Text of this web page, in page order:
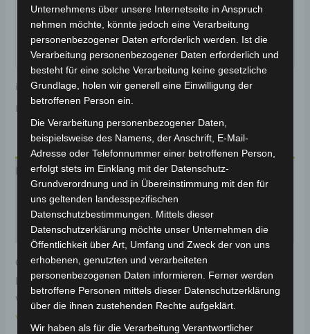
inkl. 19 % MwSt.Kostenloser Versand
Lieferzeit:
Beschreibung
Produktsicherheit
Rezensionen (0)
Original-Ersatzteil für den Pedelec VB2. Pedalarm
links für optimale Funktionalität und Haltbarkeit.
Weitere Informationen zum Fahrzeug findest du hier:
Volta Motor Pedelec VB2
Unternehmens über unsere Internetseite in Anspruch
nehmen möchte, könnte jedoch eine Verarbeitung
personenbezogener Daten erforderlich werden. Ist die
Verarbeitung personenbezogener Daten erforderlich und
besteht für eine solche Verarbeitung keine gesetzliche
Grundlage, holen wir generell eine Einwilligung der
betroffenen Person ein.
Die Verarbeitung personenbezogener Daten,
beispielsweise des Namens, der Anschrift, E-Mail-
Adresse oder Telefonnummer einer betroffenen Person,
erfolgt stets im Einklang mit der Datenschutz-
Grundverordnung und in Übereinstimmung mit den für
uns geltenden landesspezifischen
Datenschutzbestimmungen. Mittels dieser
Datenschutzerklärung möchte unser Unternehmen die
Öffentlichkeit über Art, Umfang und Zweck der von uns
erhobenen, genutzten und verarbeiteten
personenbezogenen Daten informieren. Ferner werden
betroffene Personen mittels dieser Datenschutzerklärung
über die ihnen zustehenden Rechte aufgeklärt.
Wir haben als für die Verarbeitung Verantwortlicher